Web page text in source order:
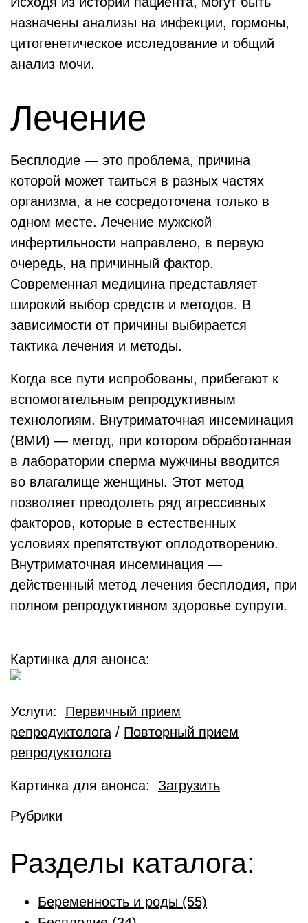
назначены анализы на инфекции, гормоны,
цитогенетическое исследование и общий
анализ мочи.
Лечение
Бесплодие — это проблема, причина
которой может таиться в разных частях
организма, а не сосредоточена только в
одном месте. Лечение мужской
инфертильности направлено, в первую
очередь, на причинный фактор.
Современная медицина представляет
широкий выбор средств и методов. В
зависимости от причины выбирается
тактика лечения и методы.
Когда все пути испробованы, прибегают к
вспомогательным репродуктивным
технологиям. Внутриматочная инсеминация
(ВМИ) — метод, при котором обработанная
в лаборатории сперма мужчины вводится
во влагалище женщины. Этот метод
позволяет преодолеть ряд агрессивных
факторов, которые в естественных
условиях препятствуют оплодотворению.
Внутриматочная инсеминация —
действенный метод лечения бесплодия, при
полном репродуктивном здоровье супруги.
Картинка для анонса:
Услуги: Первичный прием
репродуктолога / Повторный прием
репродуктолога
Картинка для анонса: Загрузить
Рубрики
Разделы каталога:
Беременность и роды (55)